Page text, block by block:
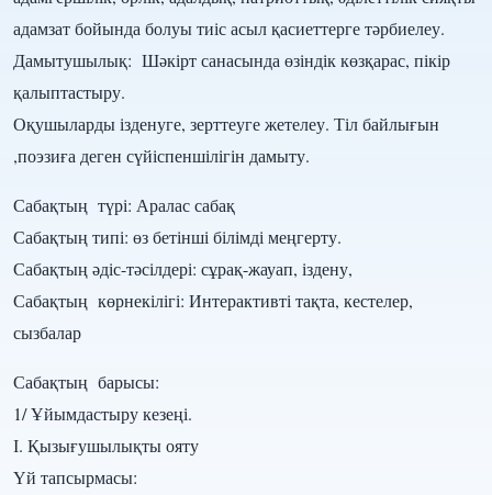
адамзат бойында болуы тиіс асыл қасиеттерге тәрбиелеу.
Дамытушылық: Шәкірт санасында өзіндік көзқарас, пікір
қалыптастыру.
Оқушыларды ізденуге, зерттеуге жетелеу. Тіл байлығын
,поэзиға деген сүйіспеншілігін дамыту.
Сабақтың түрі: Аралас сабақ
Сабақтың типі: өз бетінші білімді меңгерту.
Сабақтың әдіс-тәсілдері: сұрақ-жауап, іздену,
Сабақтың көрнекілігі: Интерактивті тақта, кестелер,
сызбалар
Сабақтың барысы:
1/ Ұйымдастыру кезеңі.
І. Қызығушылықты ояту
Үй тапсырмасы: